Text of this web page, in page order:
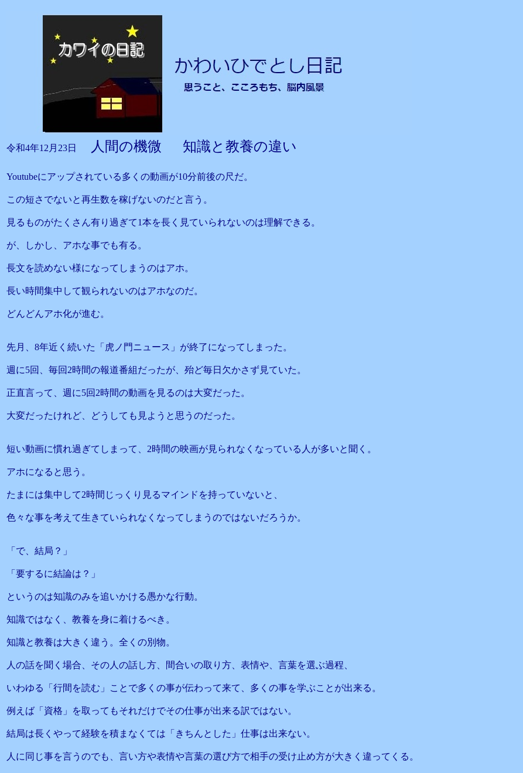
令和4年12月23日 人間の機微 知識と教養の違い
Youtubeにアップされている多くの動画が10分前後の尺だ。
この短さでないと再生数を稼げないのだと言う。
見るものがたくさん有り過ぎて1本を長く見ていられないのは理解できる。
が、しかし、アホな事でも有る。
長文を読めない様になってしまうのはアホ。
長い時間集中して観られないのはアホなのだ。
どんどんアホ化が進む。
先月、8年近く続いた「虎ノ門ニュース」が終了になってしまった。
週に5回、毎回2時間の報道番組だったが、殆ど毎日欠かさず見ていた。
正直言って、週に5回2時間の動画を見るのは大変だった。
大変だったけれど、どうしても見ようと思うのだった。
短い動画に慣れ過ぎてしまって、2時間の映画が見られなくなっている人が多いと聞く。
アホになると思う。
たまには集中して2時間じっくり見るマインドを持っていないと、
色々な事を考えて生きていられなくなってしまうのではないだろうか。
「で、結局？」
「要するに結論は？」
というのは知識のみを追いかける愚かな行動。
知識ではなく、教養を身に着けるべき。
知識と教養は大きく違う。全くの別物。
人の話を聞く場合、その人の話し方、間合いの取り方、表情や、言葉を選ぶ過程、
いわゆる「行間を読む」ことで多くの事が伝わって来て、多くの事を学ぶことが出来る。
例えば「資格」を取ってもそれだけでその仕事が出来る訳ではない。
結局は長くやって経験を積まなくては「きちんとした」仕事は出来ない。
人に同じ事を言うのでも、言い方や表情や言葉の選び方で相手の受け止め方が大きく違ってくる。